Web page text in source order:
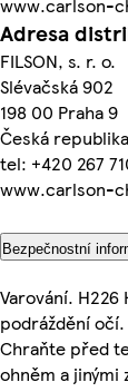
Adresa
FILSON, s. r. o.
Slévačská 902
198 00 Praha 9
Česká republika
tel: +420 267
www.carlson-
Bezpečnostní
Varování. H226
podráždění
Chraňte před
ohněm a jinými